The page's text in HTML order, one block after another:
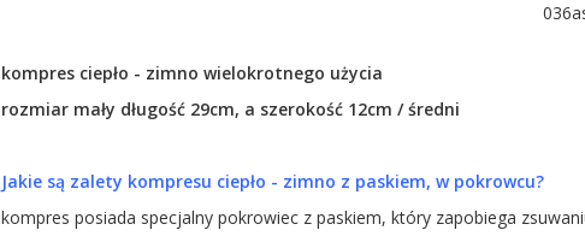
kompres ciepło - zimno wielokrotnego użycia
rozmiar mały długość 29cm, a szerokość 12cm / średni
Jakie są zalety kompresu ciepło - zimno z paskiem, w pokrowcu?
kompres posiada specjalny pokrowiec z paskiem, który zapobiega